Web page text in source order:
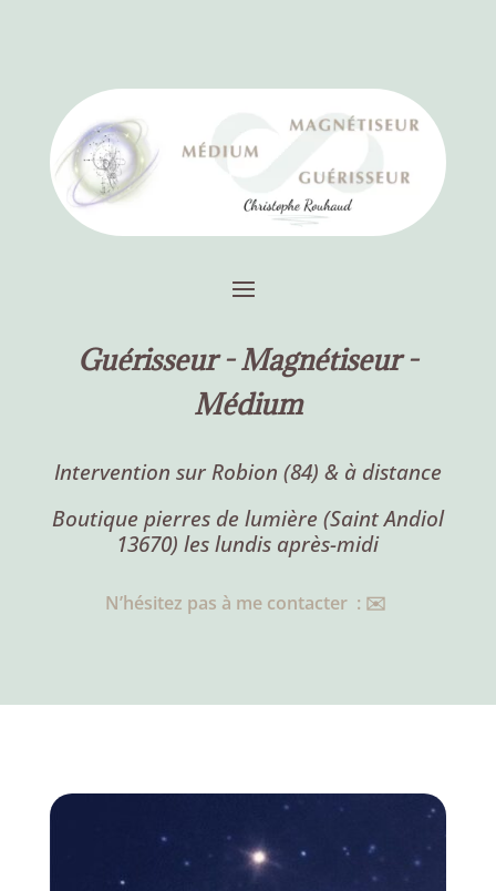
Guérisseur -Magnétiseur -
Médium
Intervention sur Robion (84) & à distance
Boutique pierres de lumière (Saint Andiol
13670) les lundis après-midi
N’hésitez pas à me contacter : ✉️